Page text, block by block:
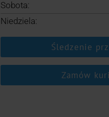
Sobota:
Niedziela:
Śledzenie
Zamów